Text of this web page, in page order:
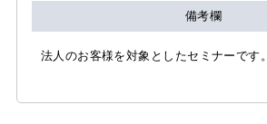
備考欄
法人のお客様を対象としたセミナーです。